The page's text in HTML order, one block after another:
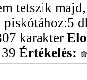
tetszik
karakter
39 Értékelés: